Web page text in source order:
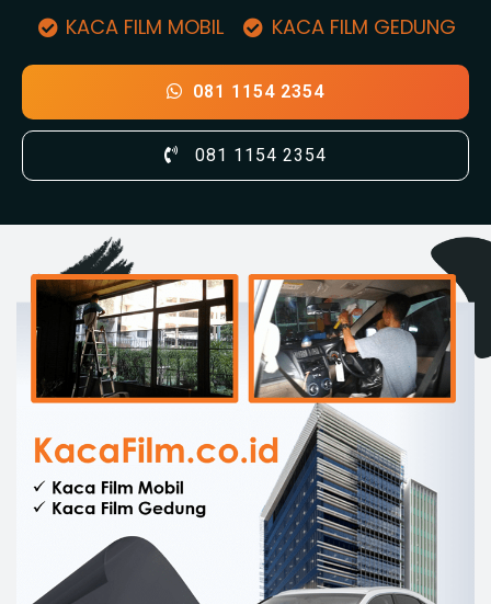
KACA FILM MOBIL KACA FILM GEDUNG
081 1154 2354
081 1154 2354